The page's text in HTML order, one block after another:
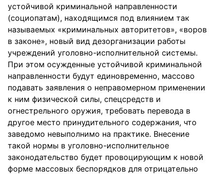
устойчивой криминальной направленности
(социопатам), находящимся под влиянием так
называемых «криминальных авторитетов», «воров
в законе», новый вид дезорганизации работы
учреждений уголовно-исполнительной системы.
При этом осужденные устойчивой криминальной
направленности будут единовременно, массово
подавать заявления о неправомерном применении
к ним физической силы, спецсредств и
огнестрельного оружия, требовать перевода в
другое место принудительного содержания, что
заведомо невыполнимо на практике. Внесение
такой нормы в уголовно-исполнительное
законодательство будет провоцирующим к новой
форме массовых беспорядков для отрицательно